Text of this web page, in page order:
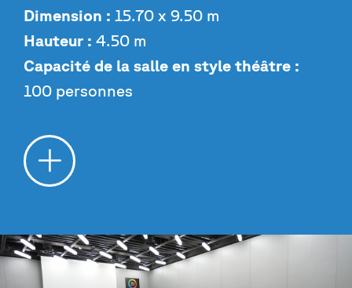
Dimension : 15.70 x 9.50 m
Hauteur : 4.50 m
Capacité de la salle en style théâtre :
100 personnes